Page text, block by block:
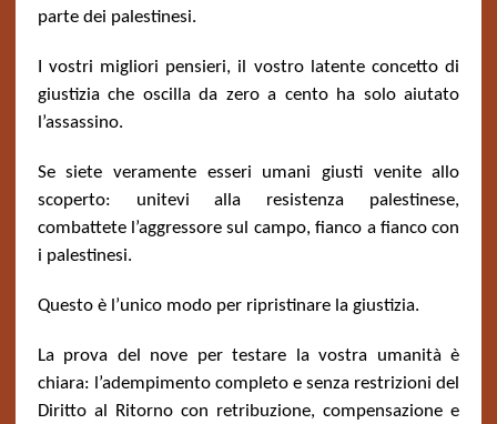
parte dei palestinesi.
I vostri migliori pensieri, il vostro latente concetto di
giustizia che oscilla da zero a cento ha solo aiutato
l’assassino.
Se siete veramente esseri umani giusti venite allo
scoperto: unitevi alla resistenza palestinese,
combattete l’aggressore sul campo, fianco a fianco con
i palestinesi.
Questo è l’unico modo per ripristinare la giustizia.
La prova del nove per testare la vostra umanità è
chiara: l’adempimento completo e senza restrizioni del
Diritto al Ritorno con retribuzione, compensazione e